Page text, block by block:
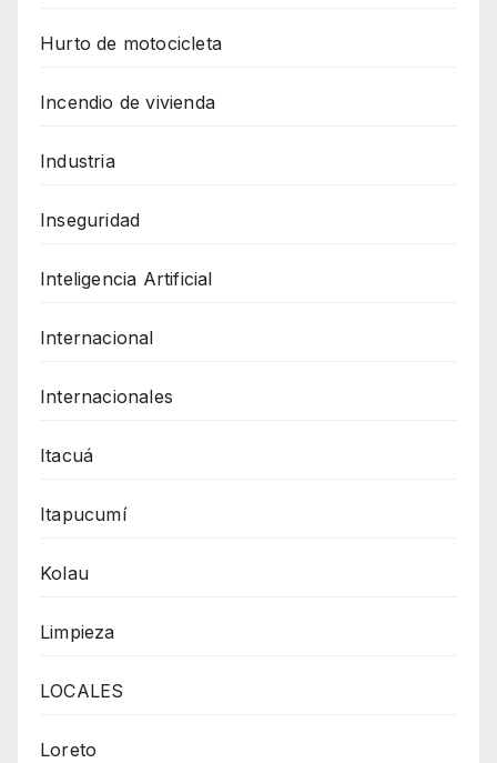
Hurto de motocicleta
Incendio de vivienda
Industria
Inseguridad
Inteligencia Artificial
Internacional
Internacionales
Itacuá
Itapucumí
Kolau
Limpieza
LOCALES
Loreto